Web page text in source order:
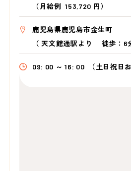
（月給例 153,720 円）
鹿児島県鹿児島市金生町
（ 天文館通駅より 徒歩：6
09: 00 ～ 16: 00 （土日祝日